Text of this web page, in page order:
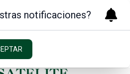
| Concordia, AR
notificaciones?